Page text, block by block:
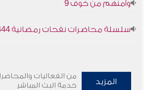
وأمنهم من خوف 9
سلسلة محاضرات نفحات رمضانية 1444هـ
المزيد
من الفعاليات
خدمة البث المباشر